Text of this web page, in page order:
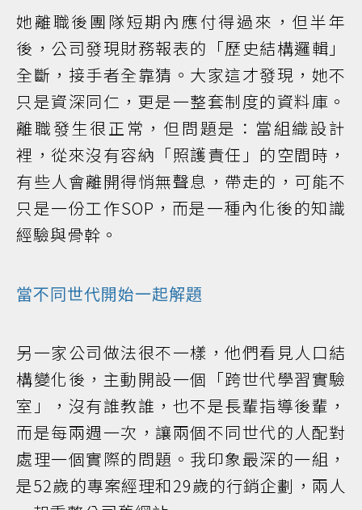
她離職後團隊短期內應付得過來，但半年
後，公司發現財務報表的「歷史結構邏輯」
全斷，接手者全靠猜。大家這才發現，她不
只是資深同仁，更是一整套制度的資料庫。
離職發生很正常，但問題是：當組織設計
裡，從來沒有容納「照護責任」的空間時，
有些人會離開得悄無聲息，帶走的，可能不
只是一份工作SOP，而是一種內化後的知識
經驗與骨幹。
當不同世代開始一起解題
另一家公司做法很不一樣，他們看見人口結
構變化後，主動開設一個「跨世代學習實驗
室」，沒有誰教誰，也不是長輩指導後輩，
而是每兩週一次，讓兩個不同世代的人配對
處理一個實際的問題。我印象最深的一組，
是52歲的專案經理和29歲的行銷企劃，兩人